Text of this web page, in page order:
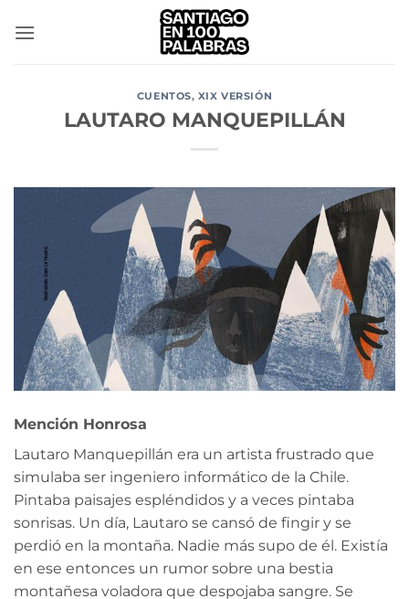
CUENTOS, XIX VERSIÓN
LAUTARO MANQUEPILLÁN
Mención Honrosa
Lautaro Manquepillán era un artista frustrado que
simulaba ser ingeniero informático de la Chile.
Pintaba paisajes espléndidos y a veces pintaba
sonrisas. Un día, Lautaro se cansó de fingir y se
perdió en la montaña. Nadie más supo de él. Existía
en ese entonces un rumor sobre una bestia
montañesa voladora que despojaba sangre. Se